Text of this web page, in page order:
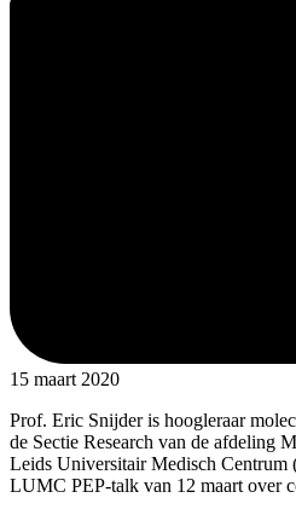
15 maart 2020
Prof. Eric Snijder is hoogleraar
de Sectie Research van de afdeling
Leids Universitair Medisch
LUMC PEP-talk van 12 maart over